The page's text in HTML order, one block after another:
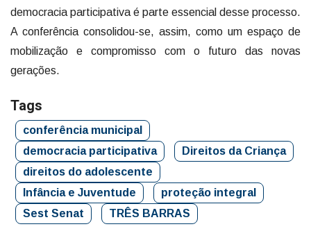
democracia participativa é parte essencial desse processo.
A conferência consolidou-se, assim, como um espaço de
mobilização e compromisso com o futuro das novas
gerações.
Tags
conferência municipal
democracia participativa
Direitos da Criança
direitos do adolescente
Infância e Juventude
proteção integral
Sest Senat
TRÊS BARRAS